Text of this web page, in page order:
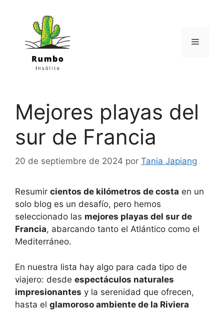
contenido
Menú
Mejores playas del
sur de Francia
20 de septiembre de 2024 por Tania Japiang
Resumir cientos de kilómetros de costa en un
solo blog es un desafío, pero hemos
seleccionado las mejores playas del sur de
Francia, abarcando tanto el Atlántico como el
Mediterráneo.
En nuestra lista hay algo para cada tipo de
viajero: desde espectáculos naturales
impresionantes y la serenidad que ofrecen,
hasta el glamoroso ambiente de la Riviera